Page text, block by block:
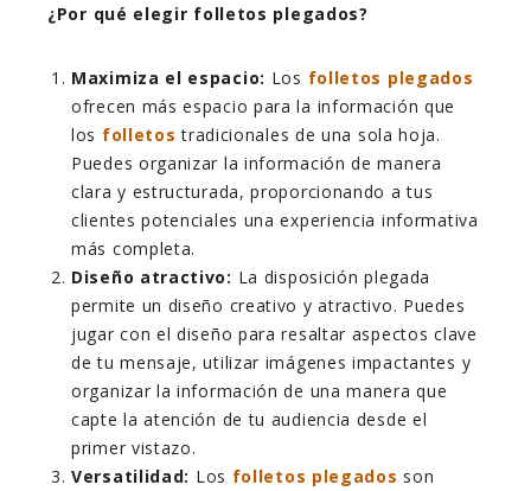
¿Por qué elegir folletos plegados?
Maximiza el espacio: Los folletos plegados
ofrecen más espacio para la información que
los folletos tradicionales de una sola hoja.
Puedes organizar la información de manera
clara y estructurada, proporcionando a tus
clientes potenciales una experiencia informativa
más completa.
Diseño atractivo: La disposición plegada
permite un diseño creativo y atractivo. Puedes
jugar con el diseño para resaltar aspectos clave
de tu mensaje, utilizar imágenes impactantes y
organizar la información de una manera que
capte la atención de tu audiencia desde el
primer vistazo.
Versatilidad: Los folletos plegados son